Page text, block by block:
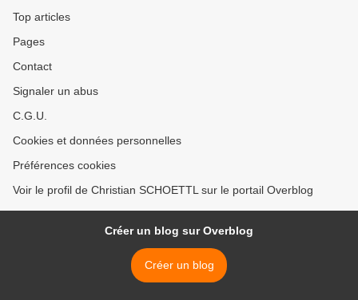
Top articles
Pages
Contact
Signaler un abus
C.G.U.
Cookies et données personnelles
Préférences cookies
Voir le profil de Christian SCHOETTL sur le portail Overblog
Créer un blog sur Overblog
Créer un blog